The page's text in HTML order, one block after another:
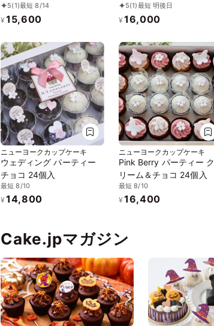
5(1)最短 8/14
¥ 15,600
5(1)最短 明後日
¥ 16,000
ニューヨークカップケーキ
ウェディング パーティー
チョコ 24個入
最短 8/10
¥ 14,800
ニューヨークカップケーキ
Pink Berry パーティー ク
リーム＆チョコ 24個入
最短 8/10
¥ 16,400
Cake.jpマガジン